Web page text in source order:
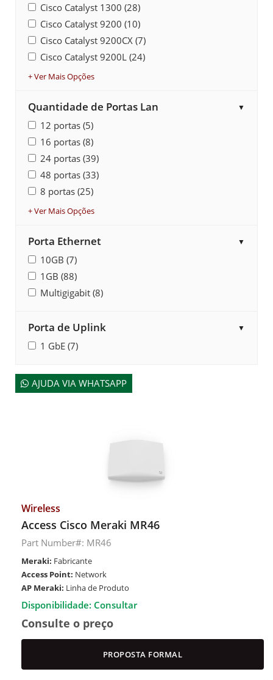
Cisco Catalyst 1300 (28)
Cisco Catalyst 9200 (10)
Cisco Catalyst 9200CX (7)
Cisco Catalyst 9200L (24)
+ Ver Mais Opções
Quantidade de Portas Lan ▼
12 portas (5)
16 portas (8)
24 portas (39)
48 portas (33)
8 portas (25)
+ Ver Mais Opções
Porta Ethernet ▼
10GB (7)
1GB (88)
Multigigabit (8)
Porta de Uplink ▼
1 GbE (7)
AJUDA VIA WHATSAPP
Wireless
Access Cisco Meraki MR46
Part Number#: MR46
Meraki: Fabricante
Access Point: Network
AP Meraki: Linha de Produto
Disponibilidade: Consultar
Consulte o preço
PROPOSTA FORMAL